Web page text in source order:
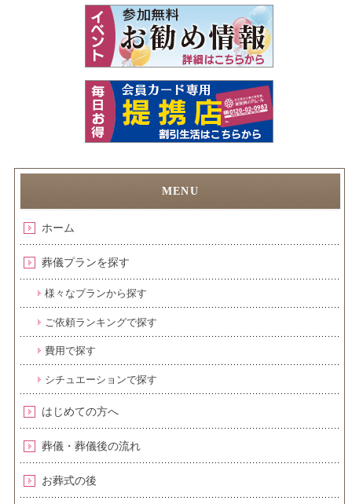
ホーム
葬儀プランを探す
様々なプランから探す
ご依頼ランキングで探す
費用で探す
シチュエーションで探す
はじめての方へ
葬儀・葬儀後の流れ
お葬式の後